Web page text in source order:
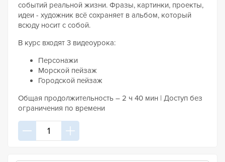
событий реальной жизни. Фразы, картинки, проекты,
идеи - художник всё сохраняет в альбом, который
всюду носит с собой.
В курс входят 3 видеоурока:
Персонажи
Морской пейзаж
Городской пейзаж
Общая продолжительность – 2 ч 40 мин | Доступ без
ограничения по времени